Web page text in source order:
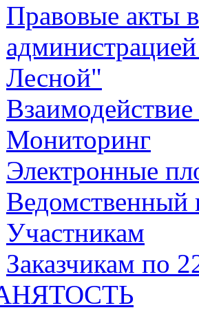
Правовые акты
Лесной"
Мониторинг
Электронные
Ведомственный
Участникам
Заказчикам по